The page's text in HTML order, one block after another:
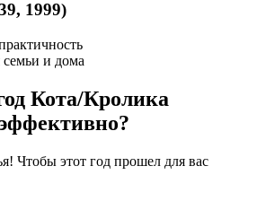
1999)
и дома
Кота/Кролика
Чтобы этот год прошел для вас